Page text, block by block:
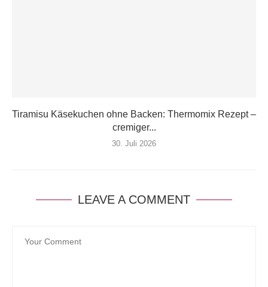
Tiramisu Käsekuchen ohne Backen: Thermomix Rezept –
cremiger...
30. Juli 2026
LEAVE A COMMENT